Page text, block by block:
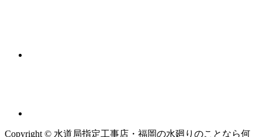
Copyright © 水道局指定工事店・福岡の水廻りのことなら何